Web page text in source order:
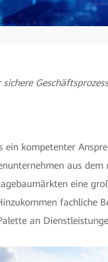
ein kompetenter
aus dem
eine
fachliche
an